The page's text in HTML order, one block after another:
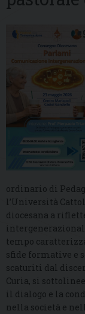
ordinario di
l’Università
diocesana a
tempo
sfide formative e
scaturiti dal
Curia, si
il dialogo e la
nella società e